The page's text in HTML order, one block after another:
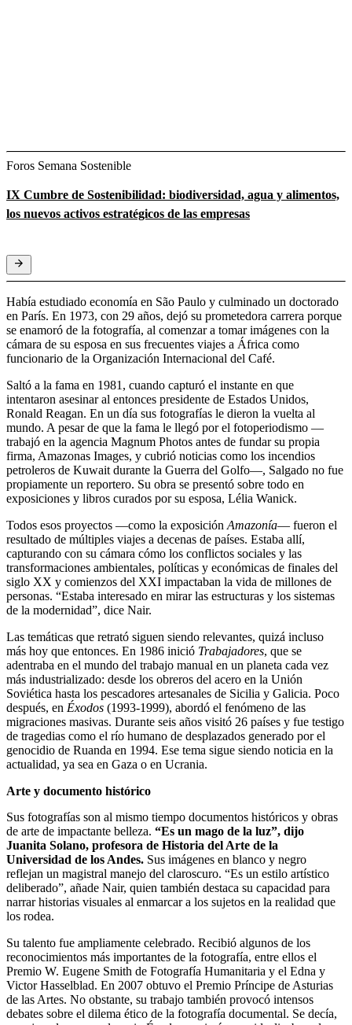
Foros Semana Sostenible
IX Cumbre de Sostenibilidad: biodiversidad, agua y alimentos,
los nuevos activos estratégicos de las empresas
Había estudiado economía en São Paulo y culminado un doctorado
en París. En 1973, con 29 años, dejó su prometedora carrera porque
se enamoró de la fotografía, al comenzar a tomar imágenes con la
cámara de su esposa en sus frecuentes viajes a África como
funcionario de la Organización Internacional del Café.
Saltó a la fama en 1981, cuando capturó el instante en que
intentaron asesinar al entonces presidente de Estados Unidos,
Ronald Reagan. En un día sus fotografías le dieron la vuelta al
mundo. A pesar de que la fama le llegó por el fotoperiodismo —
trabajó en la agencia Magnum Photos antes de fundar su propia
firma, Amazonas Images, y cubrió noticias como los incendios
petroleros de Kuwait durante la Guerra del Golfo—, Salgado no fue
propiamente un reportero. Su obra se presentó sobre todo en
exposiciones y libros curados por su esposa, Lélia Wanick.
Todos esos proyectos —como la exposición Amazonía— fueron el
resultado de múltiples viajes a decenas de países. Estaba allí,
capturando con su cámara cómo los conflictos sociales y las
transformaciones ambientales, políticas y económicas de finales del
siglo XX y comienzos del XXI impactaban la vida de millones de
personas. “Estaba interesado en mirar las estructuras y los sistemas
de la modernidad”, dice Nair.
Las temáticas que retrató siguen siendo relevantes, quizá incluso
más hoy que entonces. En 1986 inició Trabajadores, que se
adentraba en el mundo del trabajo manual en un planeta cada vez
más industrializado: desde los obreros del acero en la Unión
Soviética hasta los pescadores artesanales de Sicilia y Galicia. Poco
después, en Éxodos (1993-1999), abordó el fenómeno de las
migraciones masivas. Durante seis años visitó 26 países y fue testigo
de tragedias como el río humano de desplazados generado por el
genocidio de Ruanda en 1994. Ese tema sigue siendo noticia en la
actualidad, ya sea en Gaza o en Ucrania.
Arte y documento histórico
Sus fotografías son al mismo tiempo documentos históricos y obras
de arte de impactante belleza. “Es un mago de la luz”, dijo
Juanita Solano, profesora de Historia del Arte de la
Universidad de los Andes. Sus imágenes en blanco y negro
reflejan un magistral manejo del claroscuro. “Es un estilo artístico
deliberado”, añade Nair, quien también destaca su capacidad para
narrar historias visuales al enmarcar a los sujetos en la realidad que
los rodea.
Su talento fue ampliamente celebrado. Recibió algunos de los
reconocimientos más importantes de la fotografía, entre ellos el
Premio W. Eugene Smith de Fotografía Humanitaria y el Edna y
Victor Hasselblad. En 2007 obtuvo el Premio Príncipe de Asturias
de las Artes. No obstante, su trabajo también provocó intensos
debates sobre el dilema ético de la fotografía documental. Se decía,